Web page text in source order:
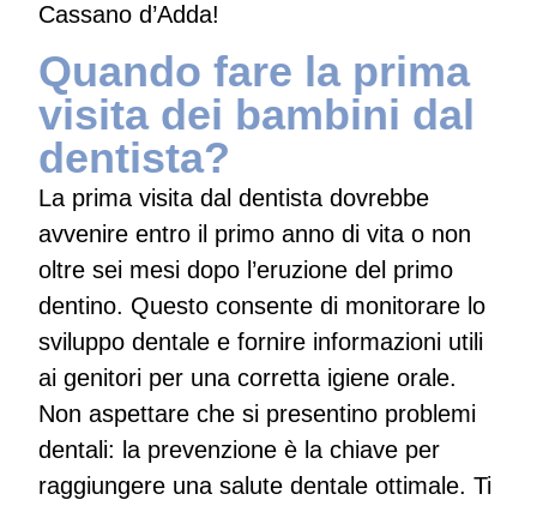
Cassano d’Adda!
Quando fare la prima
visita dei bambini dal
dentista?
La prima visita dal dentista dovrebbe
avvenire entro il primo anno di vita o non
oltre sei mesi dopo l’eruzione del primo
dentino. Questo consente di monitorare lo
sviluppo dentale e fornire informazioni utili
ai genitori per una corretta igiene orale.
Non aspettare che si presentino problemi
dentali: la prevenzione è la chiave per
raggiungere una salute dentale ottimale. Ti